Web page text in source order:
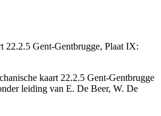
22.2.5 Gent-Gentbrugge, Plaat IX:
kaart 22.2.5 Gent-Gentbrugge
leiding van E. De Beer, W. De